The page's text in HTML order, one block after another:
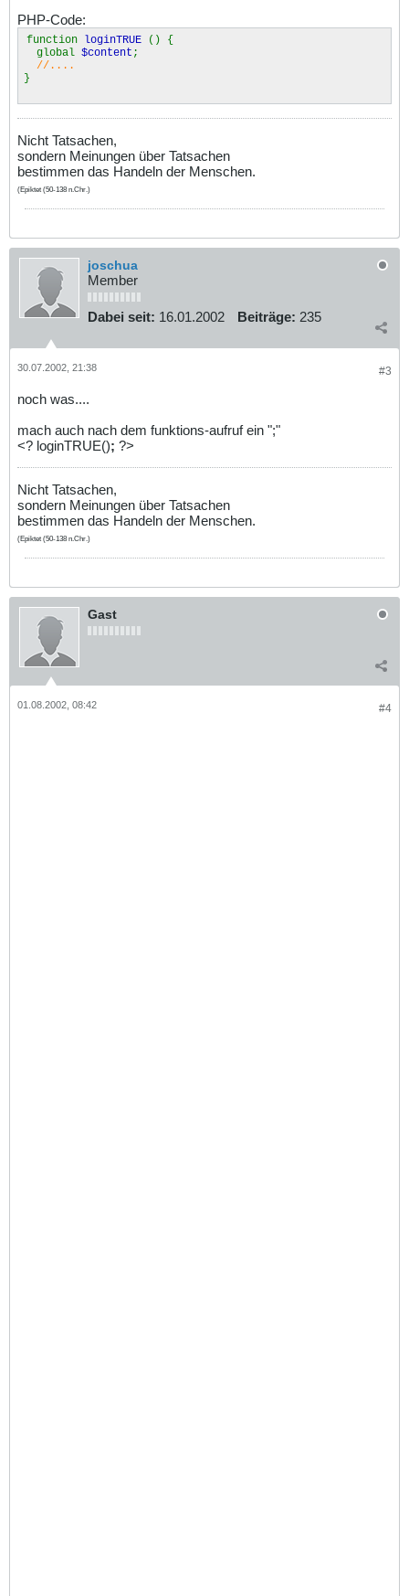
PHP-Code:
function loginTRUE
() {
global $content ;
//....
}
Nicht Tatsachen,
sondern Meinungen über Tatsachen
bestimmen das Handeln der Menschen.
(Epiktet (50-138 n.Chr.)
joschua
Member
Dabei seit: 16.01.2002 Beiträge: 235
#3
30.07.2002, 21:38
noch was....
mach auch nach dem funktions-aufruf ein ";"
<? loginTRUE(); ?>
Nicht Tatsachen,
sondern Meinungen über Tatsachen
bestimmen das Handeln der Menschen.
(Epiktet (50-138 n.Chr.)
Gast
#4
01.08.2002, 08:42